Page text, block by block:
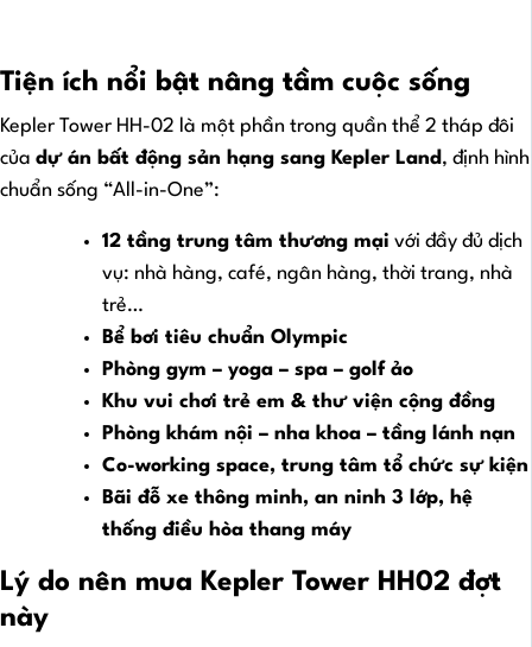
Tiện ích nổi bật nâng tầm cuộc sống
Kepler Tower HH-02 là một phần trong quần thể 2 tháp đôi
của dự án bất động sản hạng sang Kepler Land , định hình
chuẩn sống “All-in-One”:
12 tầng trung tâm thương mại với đầy đủ dịch
vụ: nhà hàng, café, ngân hàng, thời trang, nhà
trẻ…
Bể bơi tiêu chuẩn Olympic
Phòng gym – yoga – spa – golf ảo
Khu vui chơi trẻ em & thư viện cộng đồng
Phòng khám nội – nha khoa – tầng lánh nạn
Co-working space, trung tâm tổ chức sự kiện
Bãi đỗ xe thông minh, an ninh 3 lớp, hệ
thống điều hòa thang máy
Lý do nên mua Kepler Tower HH02 đợt
này